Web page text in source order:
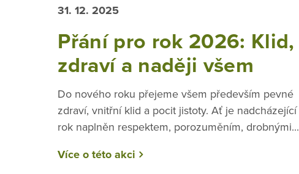
31. 12. 2025
Přání pro rok 2026: Klid,
zdraví a naději všem
Do nového roku přejeme všem především pevné
zdraví, vnitřní klid a pocit jistoty. Ať je nadcházející
rok naplněn respektem, porozuměním, drobnými...
Více o této akci